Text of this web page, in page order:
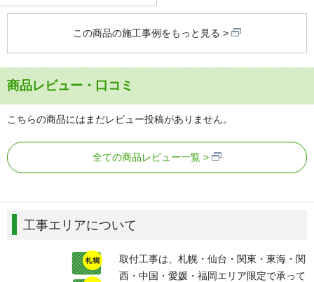
この商品の施工事例をもっと見る
商品レビュー・口コミ
こちらの商品にはまだレビュー投稿がありません。
全ての商品レビュー一覧
工事エリアについて
取付工事は、札幌・仙台・関東・東海・関
西・中国・愛媛・福岡エリア限定で承って